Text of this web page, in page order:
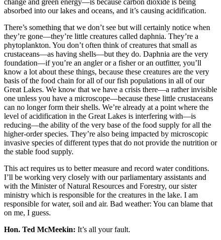
change and green energy—is because carbon dioxide is being
absorbed into our lakes and oceans, and it’s causing acidification.
There’s something that we don’t see but will certainly notice when
they’re gone—they’re little creatures called daphnia. They’re a
phytoplankton. You don’t often think of creatures that small as
crustaceans—as having shells—but they do. Daphnia are the very
foundation—if you’re an angler or a fisher or an outfitter, you’ll
know a lot about these things, because these creatures are the very
basis of the food chain for all of our fish populations in all of our
Great Lakes. We know that we have a crisis there—a rather invisible
one unless you have a microscope—because these little crustaceans
can no longer form their shells. We’re already at a point where the
level of acidification in the Great Lakes is interfering with—is
reducing—the ability of the very base of the food supply for all the
higher-order species. They’re also being impacted by microscopic
invasive species of different types that do not provide the nutrition or
the stable food supply.
This act requires us to better measure and record water conditions.
I’ll be working very closely with our parliamentary assistants and
with the Minister of Natural Resources and Forestry, our sister
ministry which is responsible for the creatures in the lake. I am
responsible for water, soil and air. Bad weather: You can blame that
on me, I guess.
Hon. Ted McMeekin: It’s all your fault.